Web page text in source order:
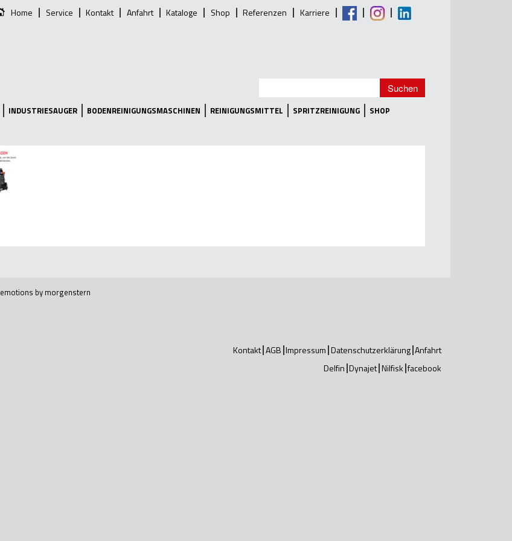
Home Service Kontakt Anfahrt Kataloge Shop Referenzen Karriere
INDUSTRIESAUGER BODENREINIGUNGSMASCHINEN REINIGUNGSMITTEL SPRITZREINIGUNG
SHOP
emotions by morgenstern
Kontakt AGB Impressum Datenschutzerklärung Anfahrt
Delfin Dynajet Nilfisk facebook